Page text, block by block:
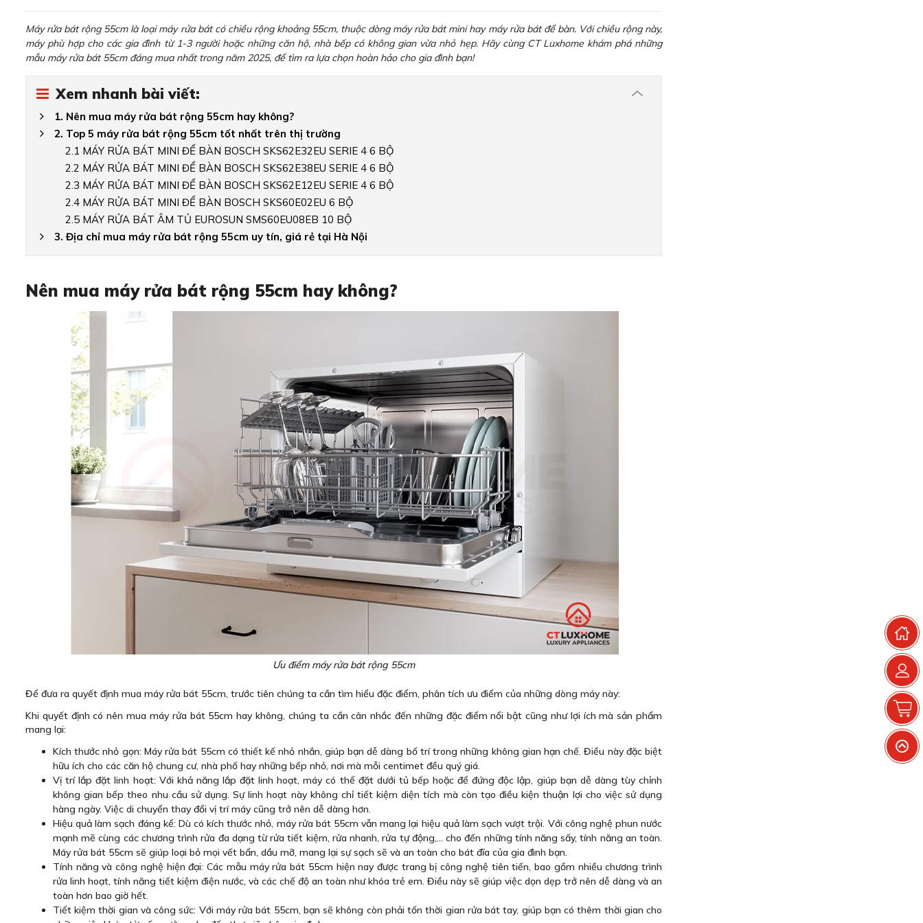
Máy rửa bát rộng 55cm là loại máy rửa bát có chiều rộng khoảng 55cm, thuộc dòng máy rửa bát mini hay máy rửa bát để bàn. Với chiều rộng này,
máy phù hợp cho các gia đình từ 1-3 người hoặc những căn hộ, nhà bếp có không gian vừa nhỏ hẹp. Hãy cùng CT Luxhome khám phá những
mẫu máy rửa bát 55cm đáng mua nhất trong năm 2025, để tìm ra lựa chọn hoàn hảo cho gia đình bạn!
Xem nhanh bài viết:
1. Nên mua máy rửa bát rộng 55cm hay không?
2. Top 5 máy rửa bát rộng 55cm tốt nhất trên thị trường
2.1 MÁY RỬA BÁT MINI ĐỂ BÀN BOSCH SKS62E32EU SERIE 4 6 BỘ
2.2 MÁY RỬA BÁT MINI ĐỂ BÀN BOSCH SKS62E38EU SERIE 4 6 BỘ
2.3 MÁY RỬA BÁT MINI ĐỂ BÀN BOSCH SKS62E12EU SERIE 4 6 BỘ
2.4 MÁY RỬA BÁT MINI ĐỂ BÀN BOSCH SKS60E02EU 6 BỘ
2.5 MÁY RỬA BÁT ÂM TỦ EUROSUN SMS60EU08EB 10 BỘ
3. Địa chỉ mua máy rửa bát rộng 55cm uy tín, giá rẻ tại Hà Nội
Nên mua máy rửa bát rộng 55cm hay không?
Ưu điểm máy rửa bát rộng 55cm
Để đưa ra quyết định mua máy rửa bát 55cm, trước tiên chúng ta cần tìm hiểu đặc điểm, phân tích ưu điểm của những dòng máy này:
Khi quyết định có nên mua máy rửa bát 55cm hay không, chúng ta cần cân nhắc đến những đặc điểm nổi bật cũng như lợi ích mà sản phẩm
mang lại:
Kích thước nhỏ gọn: Máy rửa bát 55cm có thiết kế nhỏ nhắn, giúp bạn dễ dàng bố trí trong những không gian hạn chế. Điều này đặc biệt
hữu ích cho các căn hộ chung cư, nhà phố hay những bếp nhỏ, nơi mà mỗi centimet đều quý giá.
Vị trí lắp đặt linh hoạt: Với khả năng lắp đặt linh hoạt, máy có thể đặt dưới tủ bếp hoặc để đứng độc lập, giúp bạn dễ dàng tùy chỉnh
không gian bếp theo nhu cầu sử dụng. Sự linh hoạt này không chỉ tiết kiệm diện tích mà còn tạo điều kiện thuận lợi cho việc sử dụng
hàng ngày. Việc di chuyển thay đổi vị trí máy cũng trở nên dễ dàng hơn.
Hiệu quả làm sạch đáng kể: Dù có kích thước nhỏ, máy rửa bát 55cm vẫn mang lại hiệu quả làm sạch vượt trội. Với công nghệ phun nước
mạnh mẽ cùng các chương trình rửa đa dạng từ rửa tiết kiệm, rửa nhanh, rửa tự động,... cho đến những tính năng sấy, tính năng an toàn.
Máy rửa bát 55cm sẽ giúp loại bỏ mọi vết bẩn, dầu mỡ, mang lại sự sạch sẽ và an toàn cho bát đĩa của gia đình bạn.
Tính năng và công nghệ hiện đại: Các mẫu máy rửa bát 55cm hiện nay được trang bị công nghệ tiên tiến, bao gồm nhiều chương trình
rửa linh hoạt, tính năng tiết kiệm điện nước, và các chế độ an toàn như khóa trẻ em. Điều này sẽ giúp việc dọn dẹp trở nên dễ dàng và an
toàn hơn bao giờ hết.
Tiết kiệm thời gian và công sức: Với máy rửa bát 55cm, bạn sẽ không còn phải tốn thời gian rửa bát tay, giúp bạn có thêm thời gian cho